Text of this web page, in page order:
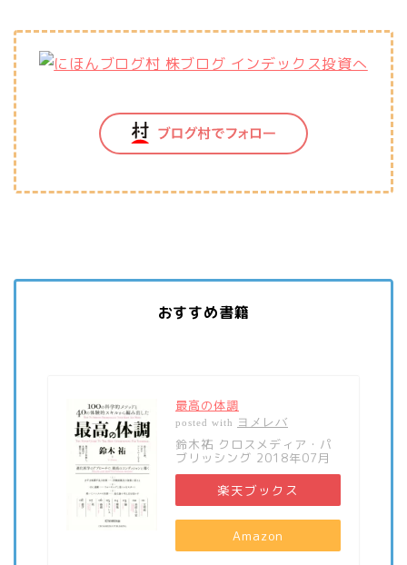
おすすめ書籍
最高の体調
posted with ヨメレバ
鈴木祐 クロスメディア・パ
ブリッシング 2018年07月
楽天ブックス
Amazon